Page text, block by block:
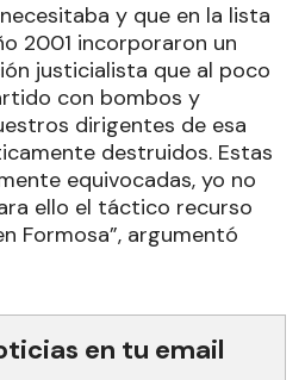
y que en la lista
2001 incorporaron un
justicialista que al poco
con bombos y
dirigentes de esa
destruidos. Estas
equivocadas, yo no
ello el táctico recurso
Formosa”, argumentó
en tu email